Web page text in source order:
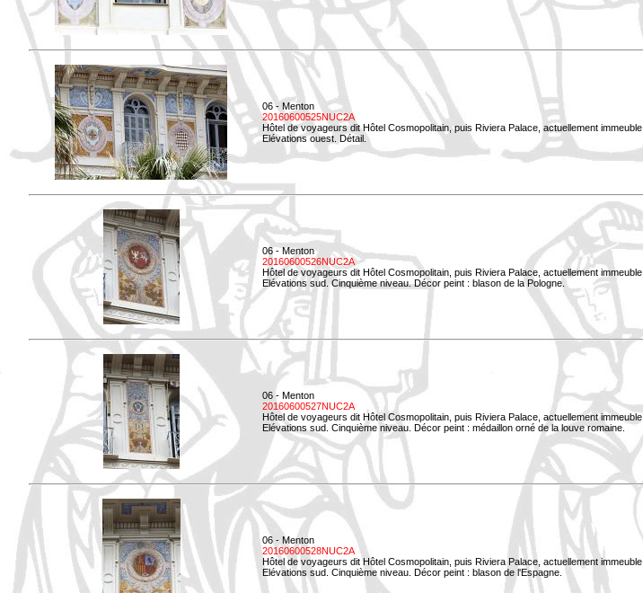
06 - Menton
20160600525NUC2A
Hôtel de voyageurs dit Hôtel Cosmopolitain, puis Riviera Palace, actuellement immeuble
Elévations ouest. Détail.
06 - Menton
20160600526NUC2A
Hôtel de voyageurs dit Hôtel Cosmopolitain, puis Riviera Palace, actuellement immeuble
Elévations sud. Cinquième niveau. Décor peint : blason de la Pologne.
06 - Menton
20160600527NUC2A
Hôtel de voyageurs dit Hôtel Cosmopolitain, puis Riviera Palace, actuellement immeuble
Elévations sud. Cinquième niveau. Décor peint : médaillon orné de la louve romaine.
06 - Menton
20160600528NUC2A
Hôtel de voyageurs dit Hôtel Cosmopolitain, puis Riviera Palace, actuellement immeuble
Elévations sud. Cinquième niveau. Décor peint : blason de l'Espagne.